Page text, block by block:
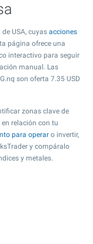
USA, cuyas acciones
página ofrece una
interactivo para seguir
manual. Las
son oferta 7.35 USD
zonas clave de
relación con tu
para operar o invertir,
y compáralo
y metales.